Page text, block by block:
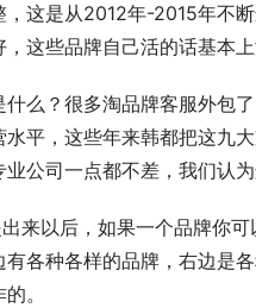
，这是从2012年-2015年不
这些品牌自己活的话基本上
什么？很多淘品牌客服外包
平，这些年来韩都把这九
公司一点都不差，我们认为
出来以后，如果一个品牌你
有各种各样的品牌，右边是
。